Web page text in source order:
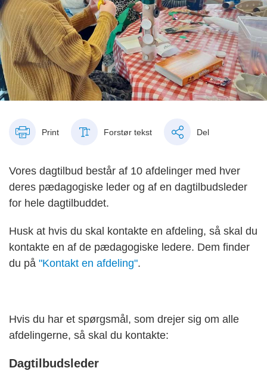
Print Forstør tekst Del
Vores dagtilbud består af 10 afdelinger med hver
deres pædagogiske leder og af en dagtilbudsleder
for hele dagtilbuddet.
Husk at hvis du skal kontakte en afdeling, så skal du
kontakte en af de pædagogiske ledere. Dem finder
du på "Kontakt en afdeling".
Hvis du har et spørgsmål, som drejer sig om alle
afdelingerne, så skal du kontakte:
Dagtilbudsleder